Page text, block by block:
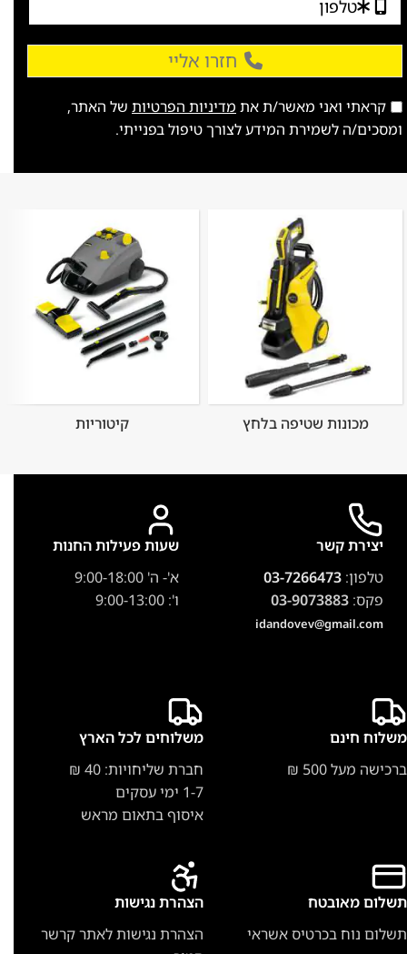
חזרו אליי
קראתי ואני מאשר/ת את מדיניות הפרטיות של האתר,
ומסכים/ה לשמירת המידע לצורך טיפול בפנייתי.
מכונות שטיפה בלחץ קיטוריות
יצירת קשר
טלפון:03-7266473
פקס:03-9073883
idandovev@gmail.com
שעות פעילות החנות
א'- ה' 9:00-18:00
ו': 9:00-13:00
משלוח חינם
ברכישה מעל 500 ₪
משלוחים לכל הארץ
חברת שליחויות: 40 ₪
1-7 ימי עסקים
איסוף בתאום מראש
תשלום מאובטח
תשלום נוח בכרטיס אשראי
הצהרת נגישות
הצהרת נגישות לאתר קרשר